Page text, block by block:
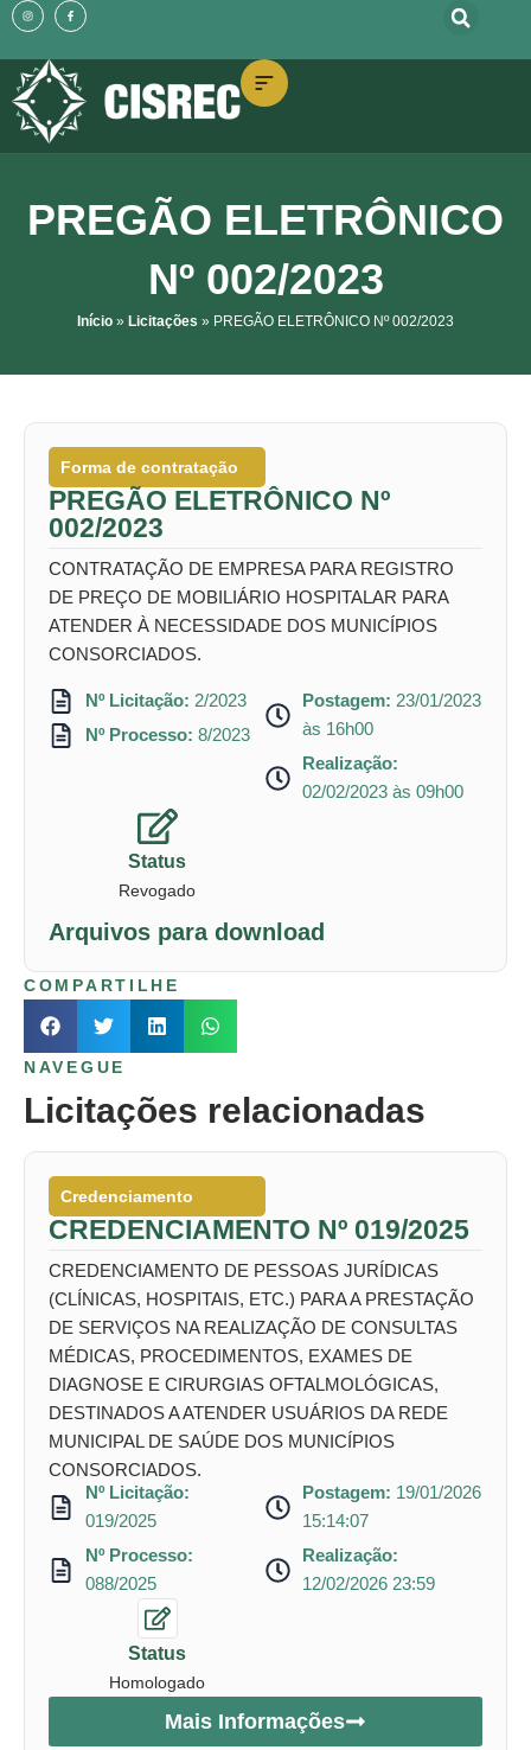
conteúdo
conteúdo
I
n
s
t
g
a
m
F
a
c
e
o
k
-
f
PREGÃO ELETRÔNICO
Nº 002/2023
Início » Licitações » PREGÃO ELETRÔNICO Nº 002/2023
Forma de contratação
PREGÃO ELETRÔNICO Nº
002/2023
CONTRATAÇÃO DE EMPRESA PARA REGISTRO
DE PREÇO DE MOBILIÁRIO HOSPITALAR PARA
ATENDER À NECESSIDADE DOS MUNICÍPIOS
CONSORCIADOS.
Nº Licitação: 2/2023
Nº Processo: 8/2023
Postagem: 23/01/2023
às 16h00
Realização:
02/02/2023 às 09h00
Status
Revogado
Arquivos para download
COMPARTILHE
NAVEGUE
Licitações relacionadas
Credenciamento
CREDENCIAMENTO Nº 019/2025
CREDENCIAMENTO DE PESSOAS JURÍDICAS
(CLÍNICAS, HOSPITAIS, ETC.) PARA A PRESTAÇÃO
DE SERVIÇOS NA REALIZAÇÃO DE CONSULTAS
MÉDICAS, PROCEDIMENTOS, EXAMES DE
DIAGNOSE E CIRURGIAS OFTALMOLÓGICAS,
DESTINADOS A ATENDER USUÁRIOS DA REDE
MUNICIPAL DE SAÚDE DOS MUNICÍPIOS
CONSORCIADOS.
Nº Licitação:
019/2025
Nº Processo:
088/2025
Postagem: 19/01/2026
15:14:07
Realização:
12/02/2026 23:59
Status
Homologado
Mais Informações